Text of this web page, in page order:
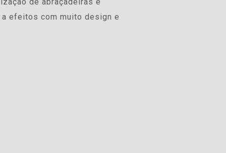
efeitos com muito design e